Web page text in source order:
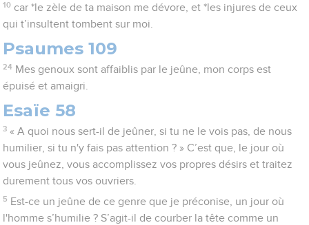
10 car *le zèle de ta maison me dévore, et *les injures de ceux
qui t’insultent tombent sur moi.
Psaumes 109
24 Mes genoux sont affaiblis par le jeûne, mon corps est
épuisé et amaigri.
Esaïe 58
3 « A quoi nous sert-il de jeûner, si tu ne le vois pas, de nous
humilier, si tu n'y fais pas attention ? » C’est que, le jour où
vous jeûnez, vous accomplissez vos propres désirs et traitez
durement tous vos ouvriers.
5 Est-ce un jeûne de ce genre que je préconise, un jour où
l'homme s’humilie ? S’agit-il de courber la tête comme un